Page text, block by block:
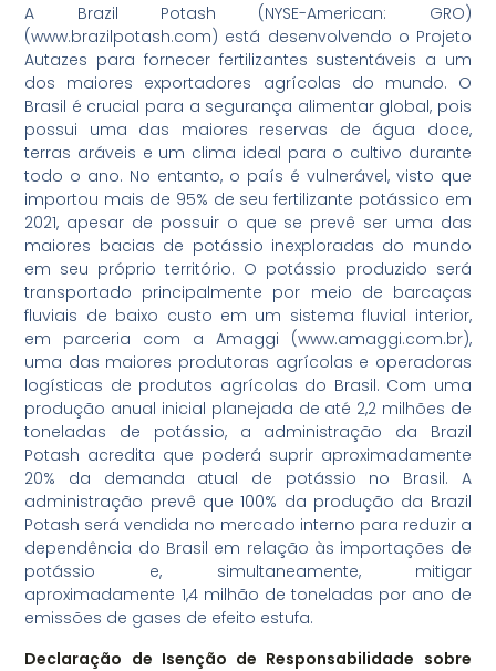
A Brazil Potash (NYSE-American: GRO)
(www.brazilpotash.com) está desenvolvendo o Projeto
Autazes para fornecer fertilizantes sustentáveis ​​a um
dos maiores exportadores agrícolas do mundo. O
Brasil é crucial para a segurança alimentar global, pois
possui uma das maiores reservas de água doce,
terras aráveis ​​e um clima ideal para o cultivo durante
todo o ano. No entanto, o país é vulnerável, visto que
importou mais de 95% de seu fertilizante potássico em
2021, apesar de possuir o que se prevê ser uma das
maiores bacias de potássio inexploradas do mundo
em seu próprio território. O potássio produzido será
transportado principalmente por meio de barcaças
fluviais de baixo custo em um sistema fluvial interior,
em parceria com a Amaggi (www.amaggi.com.br),
uma das maiores produtoras agrícolas e operadoras
logísticas de produtos agrícolas do Brasil. Com uma
produção anual inicial planejada de até 2,2 milhões de
toneladas de potássio, a administração da Brazil
Potash acredita que poderá suprir aproximadamente
20% da demanda atual de potássio no Brasil. A
administração prevê que 100% da produção da Brazil
Potash será vendida no mercado interno para reduzir a
dependência do Brasil em relação às importações de
potássio e, simultaneamente, mitigar
aproximadamente 1,4 milhão de toneladas por ano de
emissões de gases de efeito estufa.
Declaração de Isenção de Responsabilidade sobre